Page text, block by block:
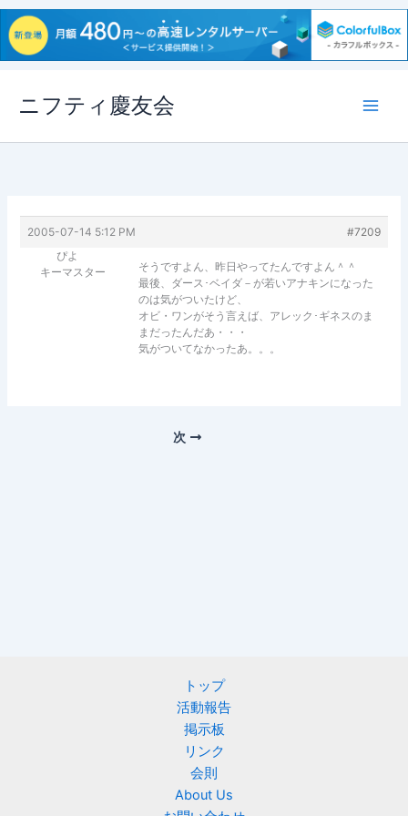
ス
ニフティ慶友会
2005-07-14 5:12 PM
#7209
ぴよ
キーマスター
そうですよん、昨日やってたんですよん＾＾
最後、ダース･ベイダ－が若いアナキンになった
のは気がついたけど、
オビ・ワンがそう言えば、アレック･ギネスのま
まだったんだあ・・・
気がついてなかったあ。。。
次
トップ
活動報告
掲示板
リンク
会則
About Us